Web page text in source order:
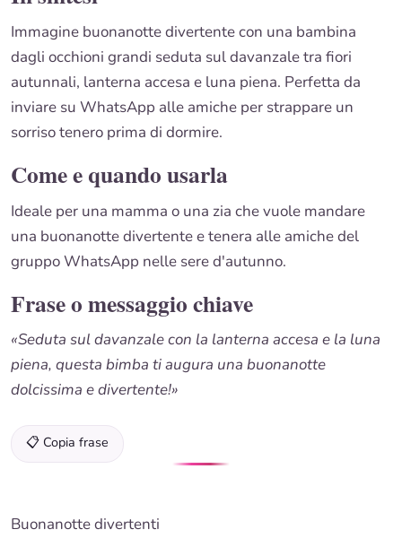
Immagine buonanotte divertente con una bambina
dagli occhioni grandi seduta sul davanzale tra fiori
autunnali, lanterna accesa e luna piena. Perfetta da
inviare su WhatsApp alle amiche per strappare un
sorriso tenero prima di dormire.
Come e quando usarla
Ideale per una mamma o una zia che vuole mandare
una buonanotte divertente e tenera alle amiche del
gruppo WhatsApp nelle sere d'autunno.
Frase o messaggio chiave
«Seduta sul davanzale con la lanterna accesa e la luna
piena, questa bimba ti augura una buonanotte
dolcissima e divertente!»
📋 Copia frase
Buonanotte divertenti